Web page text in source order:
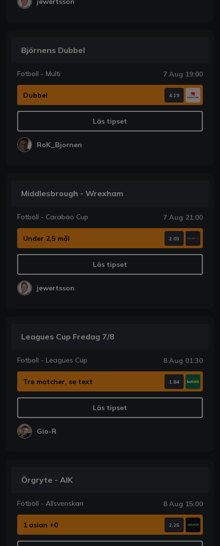
Björnens Dubbel
Fotboll - Multi 7 Aug 19:00
Dubbel 4.19
Läs tipset
RoK_Bjornen
Middlesbrough - Wrexham
Fotboll - Carabao Cup 7 Aug 21:00
Under 2,5 mål 2.03
Läs tipset
jewertsson
Leagues Cup Fredag 7/8
Fotboll - Leagues Cup 8 Aug 01:30
Tre matcher, se text 1.84
Läs tipset
Gio-R
Örgryte - AIK
Fotboll - Allsvenskan 8 Aug 15:00
1 asian +0 2.25